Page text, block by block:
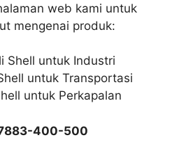
web kami untuk
mengenai produk:
Shell untuk Industri
untuk Transportasi
untuk Perkapalan
400-500